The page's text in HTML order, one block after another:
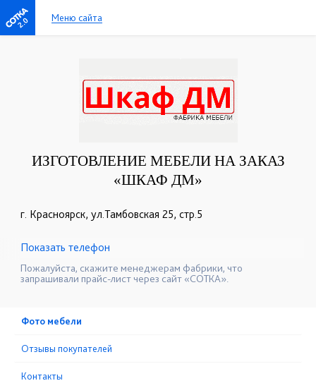
2.0 Меню сайта
ИЗГОТОВЛЕНИЕ МЕБЕЛИ НА ЗАКАЗ
«ШКАФ ДМ»
г. Красноярск, ул.Тамбовская 25, стр.5
☎+7 (391) 241-26-83
Показать телефон
Пожалуйста, скажите менеджерам фабрики, что
запрашивали прайс-лист через сайт «СОТКА».
Фото мебели
Отзывы покупателей
Контакты